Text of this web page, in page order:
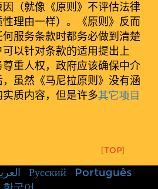
（就像《原则》不评估法律
理由一样）。《原则》反而
服务条款时都务必做到清楚
以针对条款的适用提出上
重人权，政府应该确保中介
虽然《马尼拉原则》没有涵
质内容，但是许多其它项目
[TOP]
Русский
Português